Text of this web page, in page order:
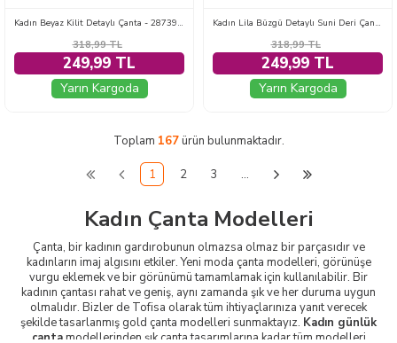
Kadın Beyaz Kilit Detaylı Çanta - 28739-BEYAZ
318,99TL
249,99 TL
Yarın Kargoda
Kadın Lila Büzgü Detaylı Suni Deri Çanta - 28748-LILA
318,99TL
249,99 TL
Yarın Kargoda
Toplam 167ürün bulunmaktadır.
1 2 3 …
Kadın Çanta Modelleri
Çanta, bir kadının gardırobunun olmazsa olmaz bir parçasıdır ve
kadınların imaj algısını etkiler. Yeni moda çanta modelleri, görünüşe
vurgu eklemek ve bir görünümü tamamlamak için kullanılabilir. Bir
kadının çantası rahat ve geniş, aynı zamanda şık ve her duruma uygun
olmalıdır. Bizler de Tofisa olarak tüm ihtiyaçlarınıza yanıt verecek
şekilde tasarlanmış gold çanta modelleri sunmaktayız. Kadın günlük
çantamodellerinden şık çanta tasarımlarına kadar tüm modelleri